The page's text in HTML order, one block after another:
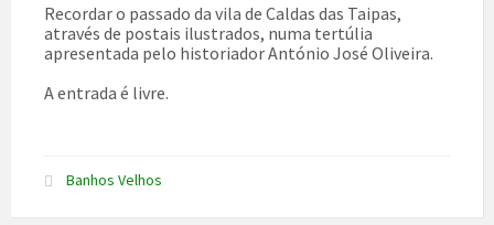
Recordar o passado da vila de Caldas das Taipas,
através de postais ilustrados, numa tertúlia
apresentada pelo historiadorAntónio José Oliveira.
A entrada é livre.
Banhos Velhos